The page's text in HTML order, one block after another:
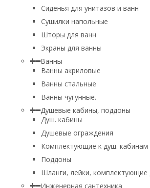
Сиденья для унитазов и ванн
Сушилки напольные
Шторы для ванн
Экраны для ванны
Ванны
Ванны акриловые
Ванны стальные
Ванны чугунные.
Душевые кабины, поддоны
Душ. кабины
Душевые ограждения
Комплектующие к душ. кабинам
Поддоны
Шланги, лейки, комплектующие
Инженерная сантехника